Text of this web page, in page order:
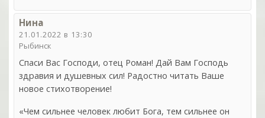
Нина
21.01.2022 в 13:30
Рыбинск
Спаси Вас Господи, отец Роман! Дай Вам Господь
здравия и душевных сил! Радостно читать Ваше
новое стихотворение!
«Чем сильнее человек любит Бога, тем сильнее он